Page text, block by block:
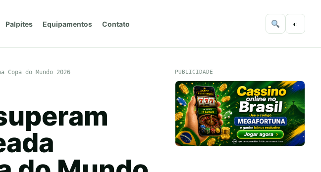
Palpites Equipamentos Contato ◐
do Mundo 2026 PUBLICIDADE